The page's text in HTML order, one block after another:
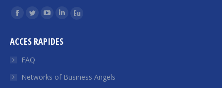
Find us on:
Facebook
opens
window
Twitter
opens
in
window
YouTube
opens
window
Linkedin
opens
window
Euroquity
window
ACCES RAPIDES
FAQ
Networks of Business Angels